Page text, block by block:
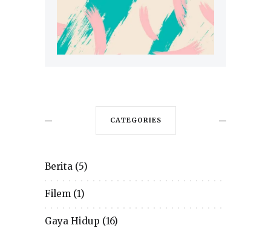
CATEGORIES
Berita (5)
Filem (1)
Gaya Hidup (16)